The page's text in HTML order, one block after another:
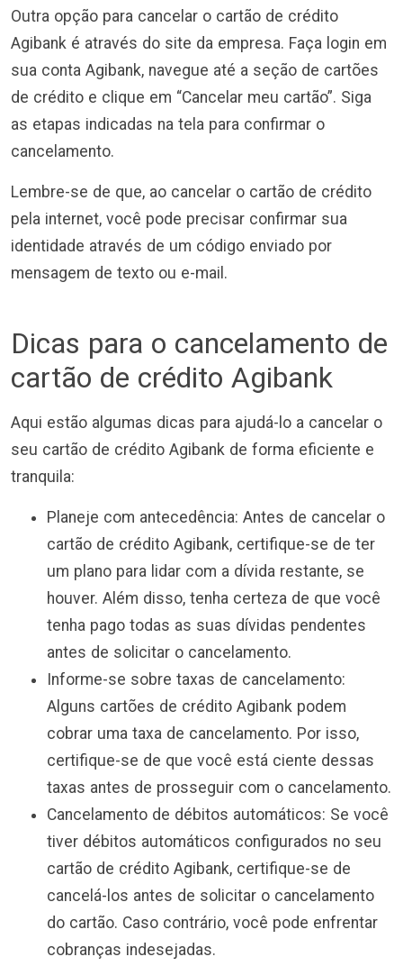
Outra opção para cancelar o cartão de crédito
Agibank é através do site da empresa. Faça login em
sua conta Agibank, navegue até a seção de cartões
de crédito e clique em “Cancelar meu cartão”. Siga
as etapas indicadas na tela para confirmar o
cancelamento.
Lembre-se de que, ao cancelar o cartão de crédito
pela internet, você pode precisar confirmar sua
identidade através de um código enviado por
mensagem de texto ou e-mail.
Dicas para o cancelamento de
cartão de crédito Agibank
Aqui estão algumas dicas para ajudá-lo a cancelar o
seu cartão de crédito Agibank de forma eficiente e
tranquila:
Planeje com antecedência: Antes de cancelar o
cartão de crédito Agibank, certifique-se de ter
um plano para lidar com a dívida restante, se
houver. Além disso, tenha certeza de que você
tenha pago todas as suas dívidas pendentes
antes de solicitar o cancelamento.
Informe-se sobre taxas de cancelamento:
Alguns cartões de crédito Agibank podem
cobrar uma taxa de cancelamento. Por isso,
certifique-se de que você está ciente dessas
taxas antes de prosseguir com o cancelamento.
Cancelamento de débitos automáticos: Se você
tiver débitos automáticos configurados no seu
cartão de crédito Agibank, certifique-se de
cancelá-los antes de solicitar o cancelamento
do cartão. Caso contrário, você pode enfrentar
cobranças indesejadas.